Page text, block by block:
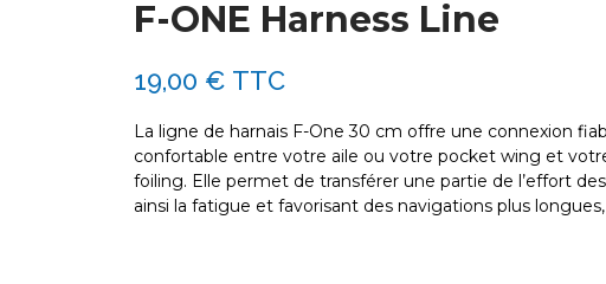
F-ONE Harness Line
19,00 € TTC
La ligne de harnais F-One 30 cm offre une connexion
confortable entre votre aile ou votre pocket wing et
foiling. Elle permet de transférer une partie de l’effort
ainsi la fatigue et favorisant des navigations plus